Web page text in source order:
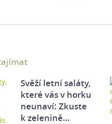
Svěží letní saláty,
které vás v horku
neunaví: Zkuste
k zelenině…